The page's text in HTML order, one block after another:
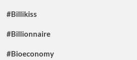
#Billikiss
#Billionnaire
#Bioeconomy